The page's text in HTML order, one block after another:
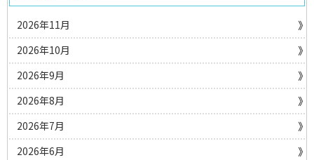
2026年11月
2026年10月
2026年9月
2026年8月
2026年7月
2026年6月